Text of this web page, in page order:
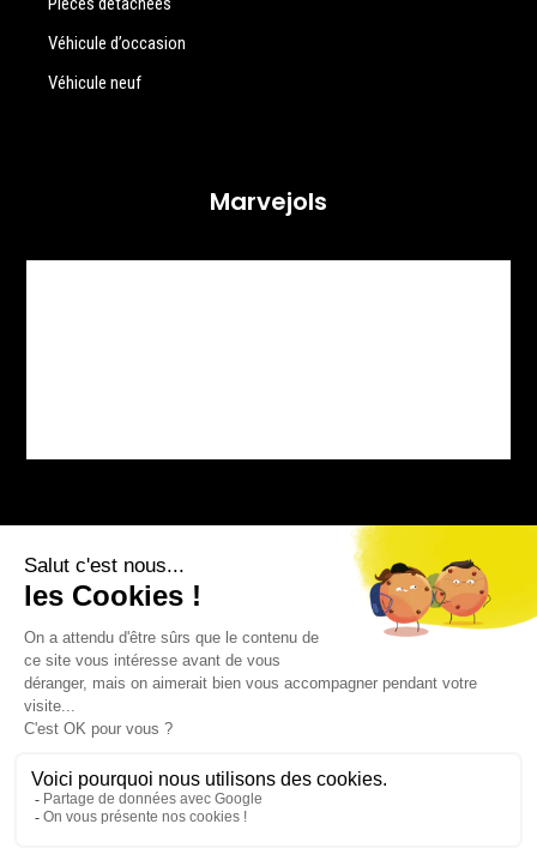
Véhicule d’occasion
Véhicule neuf
Marvejols
Bourg-sur-Colagne